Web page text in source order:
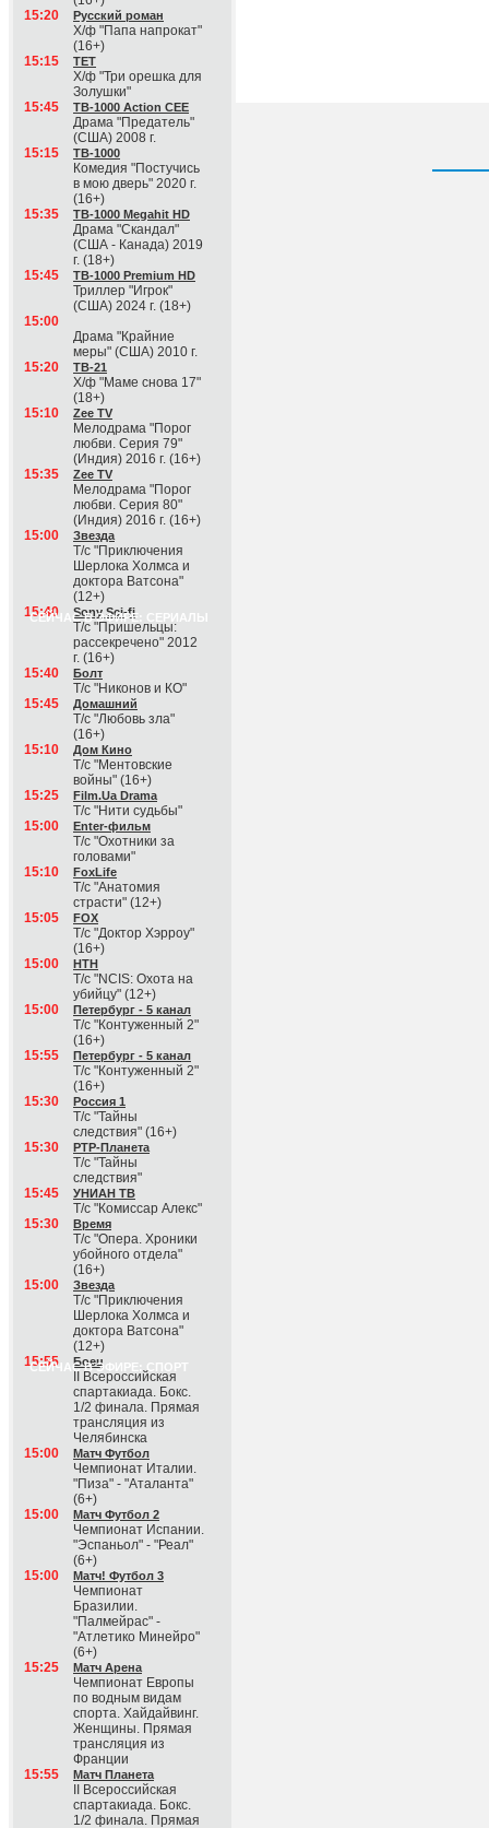
15:20
Русский роман
Х/ф "Папа напрокат"
(16+)
15:15
ТЕТ
Х/ф "Три орешка для
Золушки"
15:45
ТВ-1000 Action CEE
Драма "Предатель"
(США) 2008 г.
15:15
ТВ-1000
Комедия "Постучись
в мою дверь" 2020 г.
(16+)
15:35
ТВ-1000 Megahit HD
Драма "Скандал"
(США - Канада) 2019
г. (18+)
15:45
ТВ-1000 Premium HD
Триллер "Игрок"
(США) 2024 г. (18+)
15:00
Драма "Крайние
меры" (США) 2010 г.
15:20
ТВ-21
Х/ф "Маме снова 17"
(18+)
15:10
Zee TV
Мелодрама "Порог
любви. Серия 79"
(Индия) 2016 г. (16+)
15:35
Zee TV
Мелодрама "Порог
любви. Серия 80"
(Индия) 2016 г. (16+)
15:00
Звезда
Т/с "Приключения
Шерлока Холмса и
доктора Ватсона"
(12+)
СЕЙЧАС В ЭФИРЕ: СЕРИАЛЫ
15:40 Sony Sci-fi
Т/с "Пришельцы:
рассекречено" 2012
г. (16+)
15:40
Болт
Т/с "Никонов и КО"
15:45
Домашний
Т/с "Любовь зла"
(16+)
15:10
Дом Кино
Т/с "Ментовские
войны" (16+)
15:25
Film.Ua Drama
Т/с "Нити судьбы"
15:00
Enter-фильм
Т/с "Охотники за
головами"
15:10
FoxLife
Т/с "Анатомия
страсти" (12+)
15:05
FOX
Т/с "Доктор Хэрроу"
(16+)
15:00
НТН
Т/с "NCIS: Охота на
убийцу" (12+)
15:00
Петербург - 5 канал
Т/с "Контуженный 2"
(16+)
15:55
Петербург - 5 канал
Т/с "Контуженный 2"
(16+)
15:30
Россия 1
Т/с "Тайны
следствия" (16+)
15:30
РТР-Планета
Т/с "Тайны
следствия"
15:45
УНИАН ТВ
Т/с "Комиссар Алекс"
15:30
Время
Т/с "Опера. Хроники
убойного отдела"
(16+)
15:00
Звезда
Т/с "Приключения
Шерлока Холмса и
доктора Ватсона"
(12+)
СЕЙЧАС В ЭФИРЕ: СПОРТ
15:55 Боец
II Всероссийская
спартакиада. Бокс.
1/2 финала. Прямая
трансляция из
Челябинска
15:00
Матч Футбол
Чемпионат Италии.
"Пиза" - "Аталанта"
(6+)
15:00
Матч Футбол 2
Чемпионат Испании.
"Эспаньол" - "Реал"
(6+)
15:00
Матч! Футбол 3
Чемпионат
Бразилии.
"Палмейрас" -
"Атлетико Минейро"
(6+)
15:25
Матч Арена
Чемпионат Европы
по водным видам
спорта. Хайдайвинг.
Женщины. Прямая
трансляция из
Франции
15:55
Матч Планета
II Всероссийская
спартакиада. Бокс.
1/2 финала. Прямая